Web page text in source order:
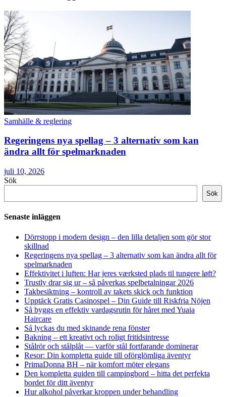
Samhälle & reglering
Regeringens nya spellag – 3 alternativ som kan
ändra allt för spelmarknaden
juli 10, 2026
Sök
Sök
Senaste inläggen
Dörrstopp i modern design – den lilla detaljen som gör stor
skillnad
Regeringens nya spellag – 3 alternativ som kan ändra allt för
spelmarknaden
Effektivitet i luften: Har jeres værksted plads til tungere løft?
Trustly drar sig ur – så påverkas spelbetalningar 2026
Takbesiktning – kontroll av takets skick och funktion
Upptäck Gratis Casinospel – Din Guide till Riskfria Nöjen
Så byggs en effektiv vardagsrutin för håret med Yuaia
Haircare
Så lyckas du med skinande rena fönster
Bakning – ett kreativt och roligt fritidsintresse
Stålrör och stålplåt — varför stål fortfarande dominerar
Resor: Din kompletta guide till oförglömliga äventyr
PrimaDonna BH – när komfort möter elegans
Den kompletta guiden till campingbord – hitta det perfekta
bordet för ditt äventyr
Hur alkohol påverkar kroppen under behandling